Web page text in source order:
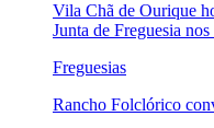
Vila Chã de Ourique
Junta de Freguesia
Freguesias
Rancho Folclórico